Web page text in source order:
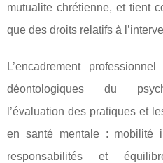
mutualite chrétienne, et tient
que des droits relatifs à
L’encadrement
déontologiques du
l’évaluation des pratiques et
en santé mentale : mobilité
responsabilités et